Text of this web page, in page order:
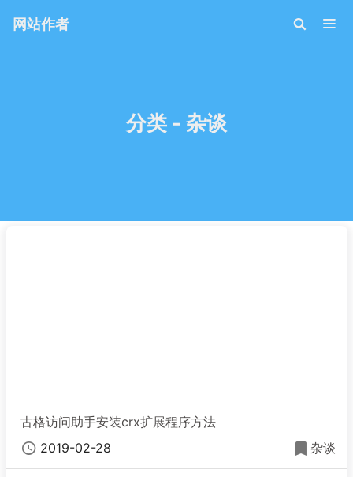
网站作者
分类 - 杂谈
古格访问助手安装crx扩展程序方法
2019-02-28
杂谈